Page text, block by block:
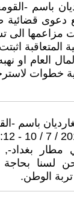
باسم -
دعوى قضائية
مزاعمها الى
المتعاقبة
العام او
خطوات
مطار بغداد-,
لسنا
الوطن.